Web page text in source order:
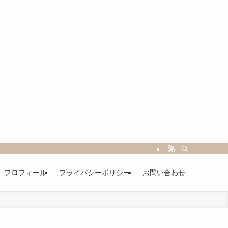
プロフィール プライバシーポリシー お問い合わせ